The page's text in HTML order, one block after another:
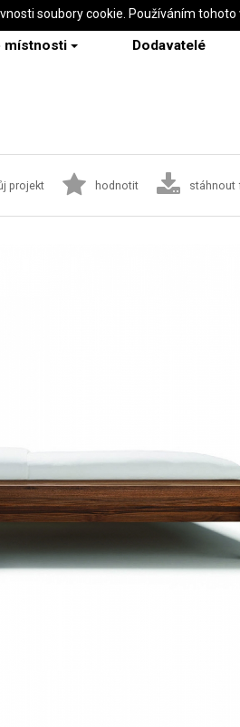
místnosti Dodavatelé
projekt hodnotit stáhnout
soubory cookie. Používáním tohoto